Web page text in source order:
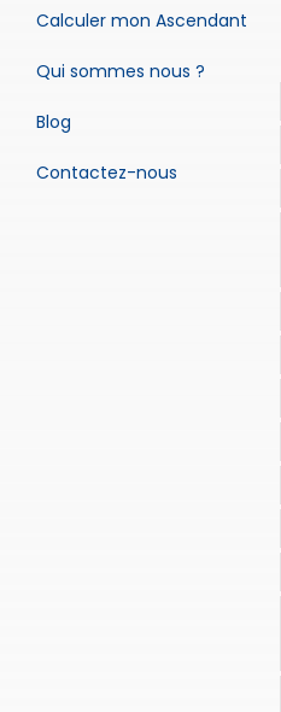
Calculer mon Ascendant
Qui sommes nous ?
Blog
Contactez-nous